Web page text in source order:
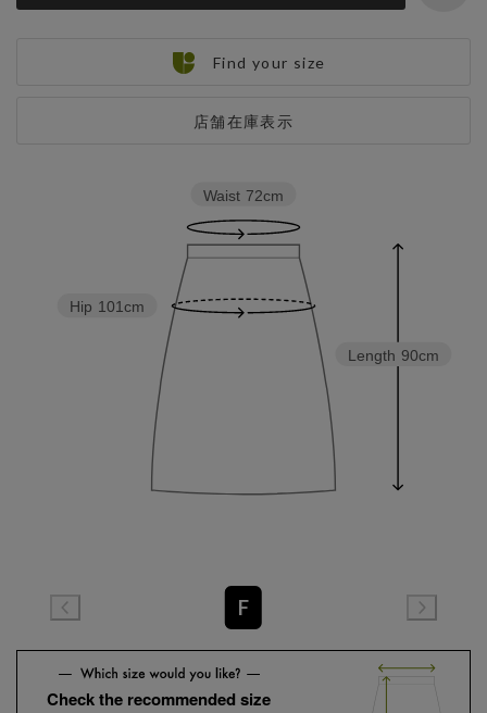
店舗在庫表示
Find your size
Length 90cm
Hip 101cm
Waist 72cm
F
Check the recommended size